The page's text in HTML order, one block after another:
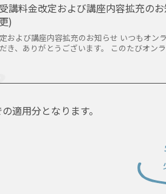
受講料金改定および講座内容拡充の
)
および講座内容拡充のお知らせ いつもオン
き、ありがとうございます。 このたびオン
適用分となります。